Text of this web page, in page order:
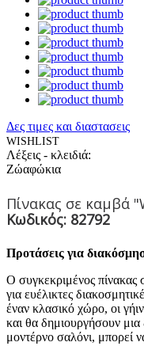
Δες τιμες και διαστασεις
WISHLIST
Λέξεις - κλειδιά:
Ζώαφώκια
Πίνακας σε καμβά
Κωδικός: 82792
Προτάσεις για
Ο συγκεκριμένος
για ευέλικτες
έναν κλασικό χώρο, οι
και θα δημιουργήσουν
μοντέρνο σαλόνι, μπορεί